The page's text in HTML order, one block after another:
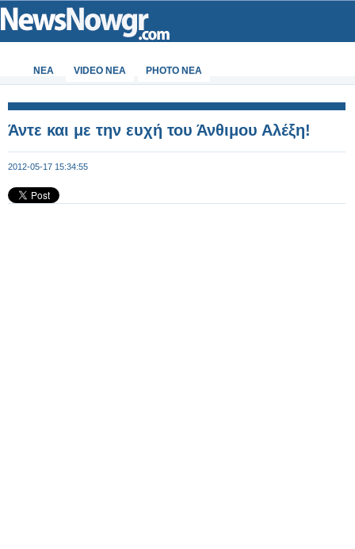
ΝΕΑ VIDEO NEA PHOTO NEA
Άντε και με την ευχή του Άνθιμου Αλέξη!
2012-05-17 15:34:55